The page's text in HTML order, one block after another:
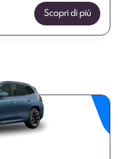
Scopri di più